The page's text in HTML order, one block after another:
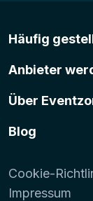
Häufig
Anbieter
Über
Blog
Cookie-
Impressum